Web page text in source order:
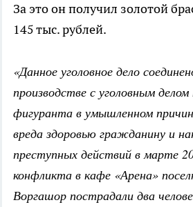
За это он получил золотой
145 тыс. рублей.
«Данное уголовное дело
производстве с уголовным
фигуранта в умышленном
вреда здоровью гражданину и
преступных действий в марте
конфликта в кафе «Арена»
Воргашор пострадали два